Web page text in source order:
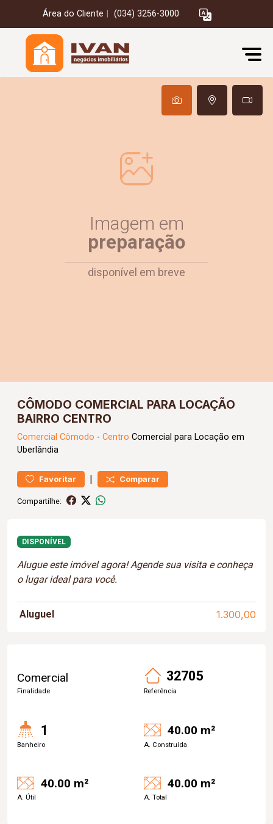
Área do Cliente (034) 3256-3000
Imagem em
preparação
disponível em breve
CÔMODO COMERCIAL PARA LOCAÇÃO
BAIRRO CENTRO
Comercial Cômodo - Centro Comercial para Locação em
Uberlândia
Favoritar | Comparar
Compartilhe:
DISPONÍVEL
Alugue este imóvel agora! Agende sua visita e conheça
o lugar ideal para você.
Aluguel 1.300,00
Comercial
Finalidade
32705
Referência
1
Banheiro
40.00 m²
A. Construída
40.00 m²
A. Útil
40.00 m²
A. Total